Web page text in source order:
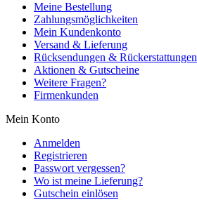
Meine Bestellung
Zahlungsmöglichkeiten
Mein Kundenkonto
Versand & Lieferung
Rücksendungen & Rückerstattungen
Aktionen & Gutscheine
Weitere Fragen?
Firmenkunden
Mein Konto
Anmelden
Registrieren
Passwort vergessen?
Wo ist meine Lieferung?
Gutschein einlösen